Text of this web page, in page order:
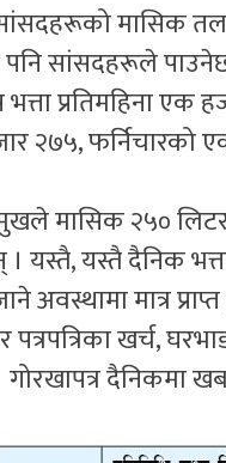
मासिक
पनि सांसदहरूले
प्रतिमहिना एक
२७५, फर्निचारको
मासिक २५० लिटर
यस्तै, यस्तै दैनिक
अवस्थामा मात्र
खर्च,
दैनिकमा